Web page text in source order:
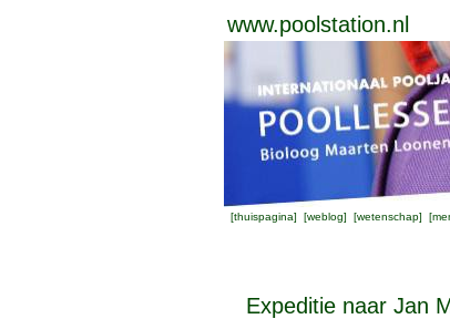
www.poolstation.nl
[thuispagina] [weblog] [wetenschap] [
Expeditie naar Jan